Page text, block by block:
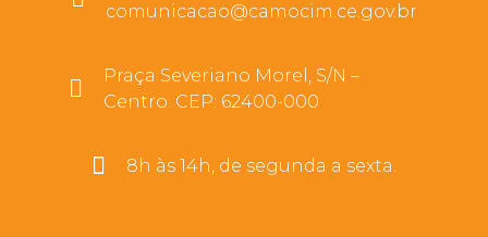
comunicacao@camocim.ce.gov.br
Praça Severiano Morel, S/N –
Centro. CEP: 62400-000
8h às 14h, de segunda a sexta.